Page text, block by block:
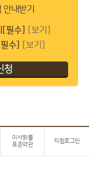
내받기
필수]
[보기]
수]
[보기]
이사화물
표준약관
지점로그인